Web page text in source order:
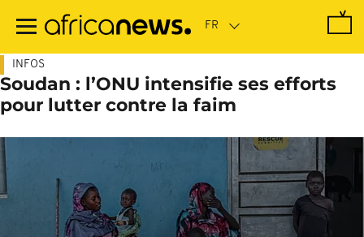
contenu
INFOS
Soudan : l’ONU intensifie ses efforts
pour lutter contre la faim